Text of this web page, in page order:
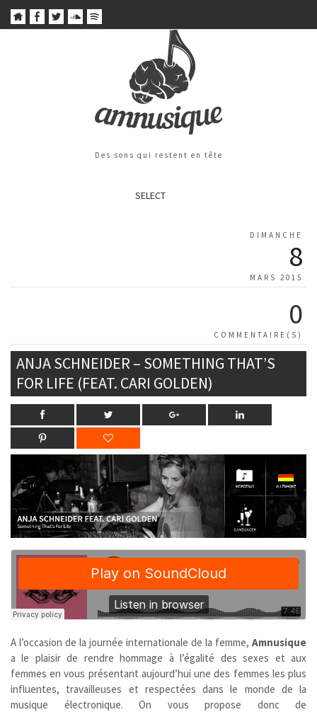
Des sons qui restent en tête
SELECT
DIMANCHE
8
MARS 2015
0
COMMENTAIRE(S)
ANJA SCHNEIDER – SOMETHING THAT’S
FOR LIFE (FEAT. CARI GOLDEN)
A l’occasion de la journée internationale de la femme, Amnusique
a le plaisir de rendre hommage à l’égalité des sexes et aux
femmes en vous présentant aujourd’hui une des femmes les plus
influentes, travailleuses et respectées dans le monde de la
musique électronique. On vous propose donc de